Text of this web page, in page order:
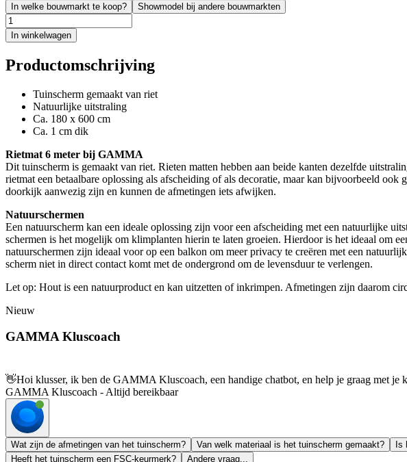
In welke bouwmarkt te koop? Showmodel bij andere bouwmarkten
In winkelwagen
Productomschrijving
Tuinscherm gemaakt van riet
Natuurlijke uitstraling
Ca. 180 x 600 cm
Ca. 1 cm dik
Rietmat 6 meter bij GAMMA
Dit tuinscherm is gemaakt van riet. Rieten matten hebben aan beide kanten dezelfde
rietmat een betaalbare oplossing als afscheiding of als decoratie, maar kan bijvoorbeeld
doorkijk aanwezig zijn en kunnen de afmetingen iets afwijken.
Natuurschermen
Een natuurscherm kan een ideale oplossing zijn voor een afscheiding met een natuurlijke
schermen is het mogelijk om klimplanten hierin te laten groeien. Hierdoor is het ideaal om
natuurschermen zijn ideaal voor op een balkon om meer privacy te creëren met een
scherm niet in direct contact komt met de ondergrond om de levensduur te verlengen.
Let op: Hout is een natuurproduct en kan uitzetten of inkrimpen. Afmetingen zijn daarom
Nieuw
GAMMA Kluscoach
👋Hoi klusser, ik ben de GAMMA Kluscoach, een handige chatbot, en help je graag met je
GAMMA Kluscoach - Altijd bereikbaar
Wat zijn de afmetingen van het tuinscherm? Van welk materiaal is het tuinscherm gemaakt? Is
Heeft het tuinscherm een FSC-keurmerk?
Andere vraag...